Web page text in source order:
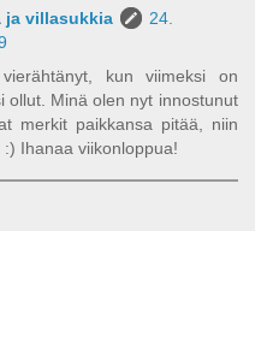
ja villasukkia
24.
kun viimeksi on
ollut. Minä olen nyt innostunut
merkit paikkansa pitää, niin
Ihanaa viikonloppua!